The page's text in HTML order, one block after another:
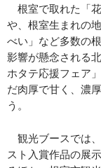
根室で取れた「
や、根室生まれの
べい」など多数の
影響が懸念される
ホタテ応援フェア
だ肉厚で甘く、濃
う。
観光ブースでは
スト入賞作品の展